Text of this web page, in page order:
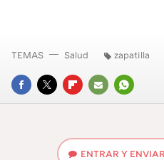
FACEBOOK
TWITTERFLIPBOARD
E-
TEMAS Salud zapatilla
ENTRAR Y